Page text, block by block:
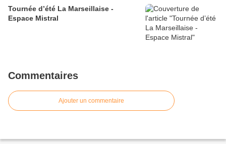
Tournée d’été La Marseillaise -
Espace Mistral
Commentaires
Ajouter un commentaire